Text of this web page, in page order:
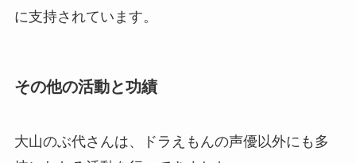
に支持されています。
その他の活動と功績
大山のぶ代さんは、ドラえもんの声優以外にも多